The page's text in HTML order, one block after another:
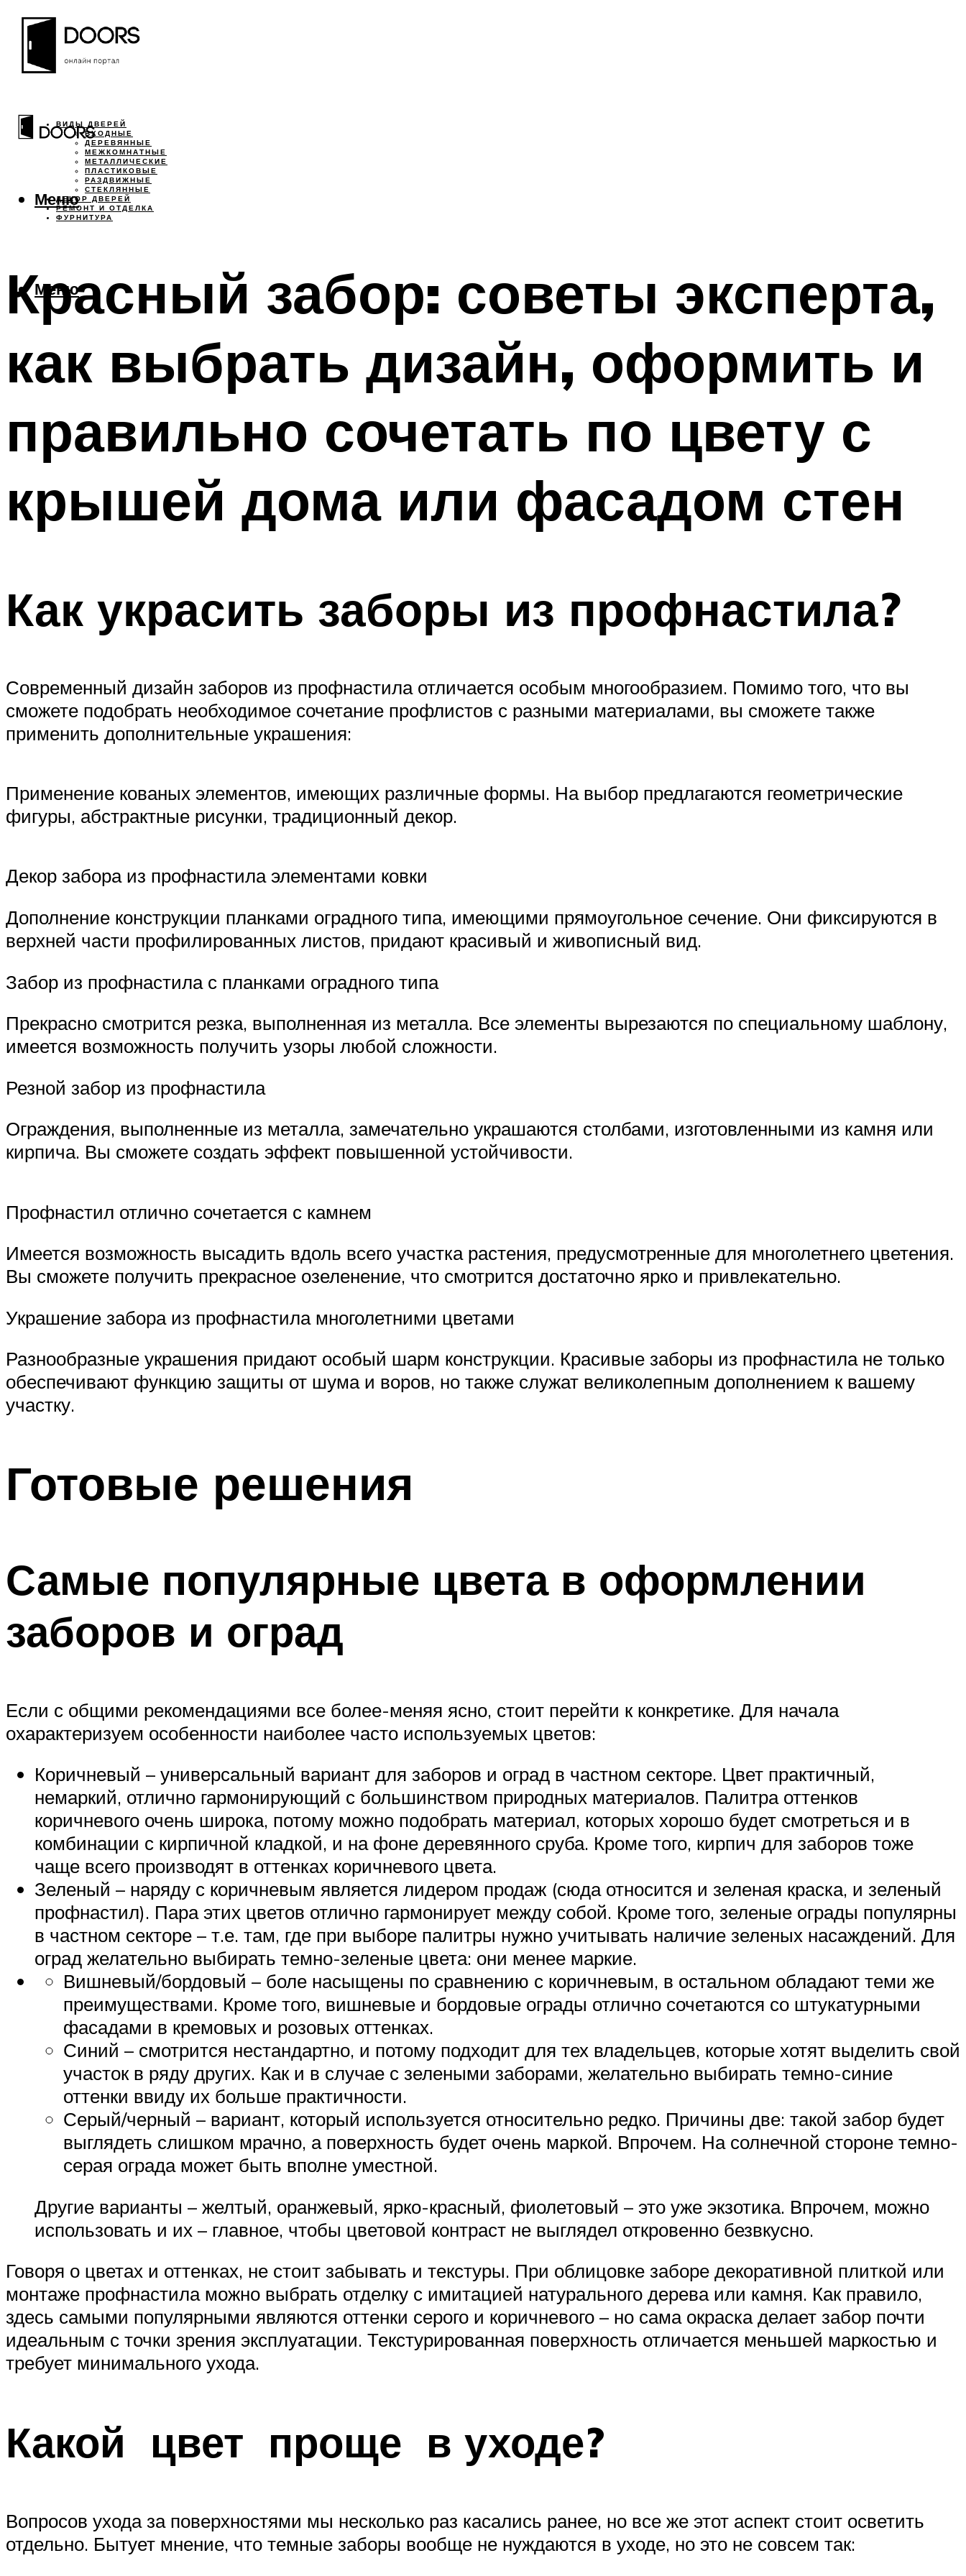
ВИДЫ ДВЕРЕЙ
ВХОДНЫЕ
ДЕРЕВЯННЫЕ
МЕЖКОМНАТНЫЕ
МЕТАЛЛИЧЕСКИЕ
ПЛАСТИКОВЫЕ
РАЗДВИЖНЫЕ
СТЕКЛЯННЫЕ
ДЕКОР ДВЕРЕЙ
РЕМОНТ И ОТДЕЛКА
ФУРНИТУРА
Меню
Меню
Красный забор: советы эксперта,
как выбрать дизайн, оформить и
правильно сочетать по цвету с
крышей дома или фасадом стен
Как украсить заборы из профнастила?
Современный дизайн заборов из профнастила отличается особым многообразием. Помимо того, что вы
сможете подобрать необходимое сочетание профлистов с разными материалами, вы сможете также
применить дополнительные украшения:
Применение кованых элементов, имеющих различные формы. На выбор предлагаются геометрические
фигуры, абстрактные рисунки, традиционный декор.
Декор забора из профнастила элементами ковки
Дополнение конструкции планками оградного типа, имеющими прямоугольное сечение. Они фиксируются в
верхней части профилированных листов, придают красивый и живописный вид.
Забор из профнастила с планками оградного типа
Прекрасно смотрится резка, выполненная из металла. Все элементы вырезаются по специальному шаблону,
имеется возможность получить узоры любой сложности.
Резной забор из профнастила
Ограждения, выполненные из металла, замечательно украшаются столбами, изготовленными из камня или
кирпича. Вы сможете создать эффект повышенной устойчивости.
Профнастил отлично сочетается с камнем
Имеется возможность высадить вдоль всего участка растения, предусмотренные для многолетнего цветения.
Вы сможете получить прекрасное озеленение, что смотрится достаточно ярко и привлекательно.
Украшение забора из профнастила многолетними цветами
Разнообразные украшения придают особый шарм конструкции. Красивые заборы из профнастила не только
обеспечивают функцию защиты от шума и воров, но также служат великолепным дополнением к вашему
участку.
Готовые решения
Самые популярные цвета в оформлении
заборов и оград
Если с общими рекомендациями все более-меняя ясно, стоит перейти к конкретике. Для начала
охарактеризуем особенности наиболее часто используемых цветов:
Коричневый – универсальный вариант для заборов и оград в частном секторе. Цвет практичный,
немаркий, отлично гармонирующий с большинством природных материалов. Палитра оттенков
коричневого очень широка, потому можно подобрать материал, которых хорошо будет смотреться и в
комбинации с кирпичной кладкой, и на фоне деревянного сруба. Кроме того, кирпич для заборов тоже
чаще всего производят в оттенках коричневого цвета.
Зеленый – наряду с коричневым является лидером продаж (сюда относится и зеленая краска, и зеленый
профнастил). Пара этих цветов отлично гармонирует между собой. Кроме того, зеленые ограды популярны
в частном секторе – т.е. там, где при выборе палитры нужно учитывать наличие зеленых насаждений. Для
оград желательно выбирать темно-зеленые цвета: они менее маркие.
Вишневый/бордовый – боле насыщены по сравнению с коричневым, в остальном обладают теми же
преимуществами. Кроме того, вишневые и бордовые ограды отлично сочетаются со штукатурными
фасадами в кремовых и розовых оттенках.
Синий – смотрится нестандартно, и потому подходит для тех владельцев, которые хотят выделить свой
участок в ряду других. Как и в случае с зелеными заборами, желательно выбирать темно-синие
оттенки ввиду их больше практичности.
Серый/черный – вариант, который используется относительно редко. Причины две: такой забор будет
выглядеть слишком мрачно, а поверхность будет очень маркой. Впрочем. На солнечной стороне темно-
серая ограда может быть вполне уместной.
Другие варианты – желтый, оранжевый, ярко-красный, фиолетовый – это уже экзотика. Впрочем, можно
использовать и их – главное, чтобы цветовой контраст не выглядел откровенно безвкусно.
Говоря о цветах и оттенках, не стоит забывать и текстуры. При облицовке заборе декоративной плиткой или
монтаже профнастила можно выбрать отделку с имитацией натурального дерева или камня. Как правило,
здесь самыми популярными являются оттенки серого и коричневого – но сама окраска делает забор почти
идеальным с точки зрения эксплуатации. Текстурированная поверхность отличается меньшей маркостью и
требует минимального ухода.
Какой цвет проще в уходе?
Вопросов ухода за поверхностями мы несколько раз касались ранее, но все же этот аспект стоит осветить
отдельно. Бытует мнение, что темные заборы вообще не нуждаются в уходе, но это не совсем так: